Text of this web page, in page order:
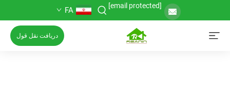
[email protected]
FA
دریافت نقل قول